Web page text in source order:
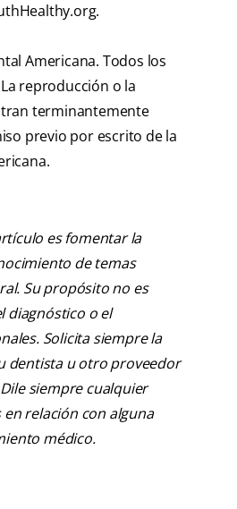
Americana. Todos los
reproducción o la
terminantemente
previo por escrito de la
es fomentar la
de temas
Su propósito no es
diagnóstico o el
Solicita siempre la
dentista u otro proveedor
siempre cualquier
relación con alguna
médico.